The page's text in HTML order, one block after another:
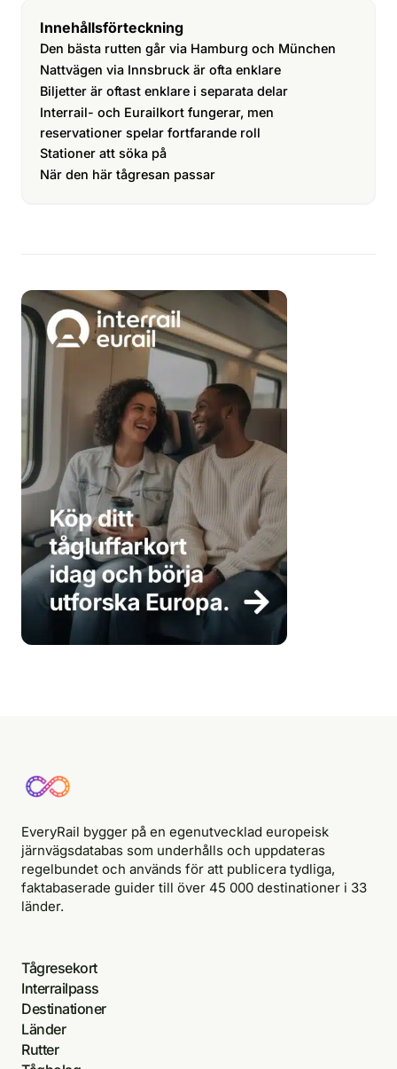
Innehållsförteckning
Den bästa rutten går via Hamburg och München
Nattvägen via Innsbruck är ofta enklare
Biljetter är oftast enklare i separata delar
Interrail- och Eurailkort fungerar, men
reservationer spelar fortfarande roll
Stationer att söka på
När den här tågresan passar
EveryRail bygger på en egenutvecklad europeisk
järnvägsdatabas som underhålls och uppdateras
regelbundet och används för att publicera tydliga,
faktabaserade guider till över 45 000 destinationer i 33
länder.
Tågresekort
Interrailpass
Destinationer
Länder
Rutter